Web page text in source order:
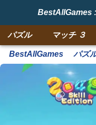
BestAllGames
パズル マッチ ３
BestAllGames パズ